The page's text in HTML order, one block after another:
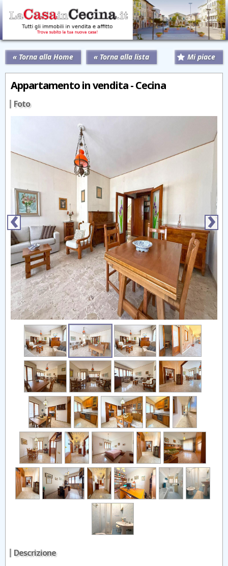
« Torna alla Home « Torna alla lista Mi piace
Appartamento in vendita - Cecina
Foto
‹ ›
Descrizione